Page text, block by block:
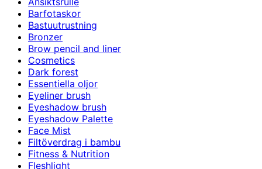
Barfotaskor
Bastuutrustning
Bronzer
Brow pencil and liner
Cosmetics
Dark forest
Essentiella oljor
Eyeliner brush
Eyeshadow brush
Eyeshadow Palette
Face Mist
Filtöverdrag i bambu
Fitness & Nutrition
Fleshlight